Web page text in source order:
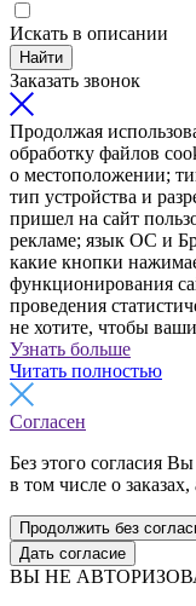
Искать в описании
Найти
Заказать звонок
Продолжая
обработку файлов
о местоположении;
тип устройства и
пришел на сайт
рекламе; язык ОС и
какие кнопки
функционирования
проведения
не хотите, чтобы
Узнать больше
Читать полностью
Согласен
Без этого согласия
в том числе о
Продолжить без
Дать согласие
ВЫ НЕ